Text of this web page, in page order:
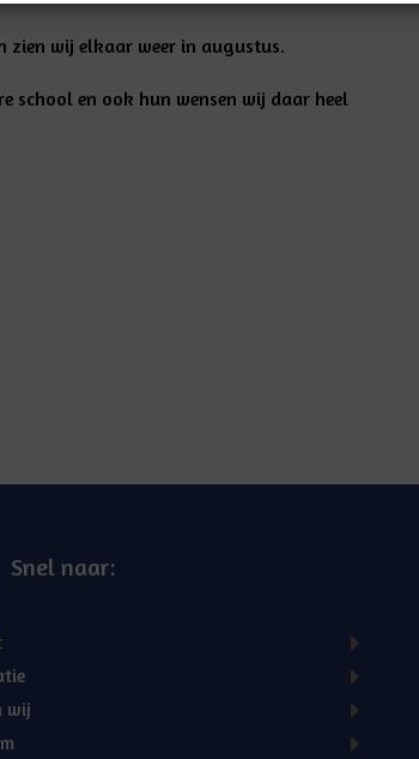
zien wij elkaar weer in augustus.
school en ook hun wensen wij daar heel
Snel naar:
wij